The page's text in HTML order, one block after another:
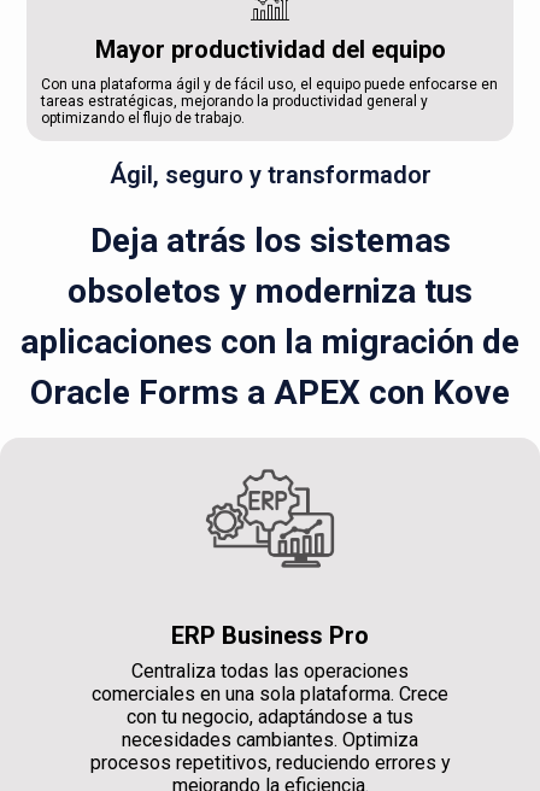
Mayor productividad del equipo
Con una plataforma ágil y de fácil uso, el equipo puede enfocarse en
tareas estratégicas, mejorando la productividad general y
optimizando el flujo de trabajo.
Ágil, seguro y transformador
Deja atrás los sistemas
obsoletos y moderniza tus
aplicaciones con la migración de
Oracle Forms a APEX con Kove
ERP Business Pro
Centraliza todas las operaciones
comerciales en una sola plataforma. Crece
con tu negocio, adaptándose a tus
necesidades cambiantes. Optimiza
procesos repetitivos, reduciendo errores y
mejorando la eficiencia.